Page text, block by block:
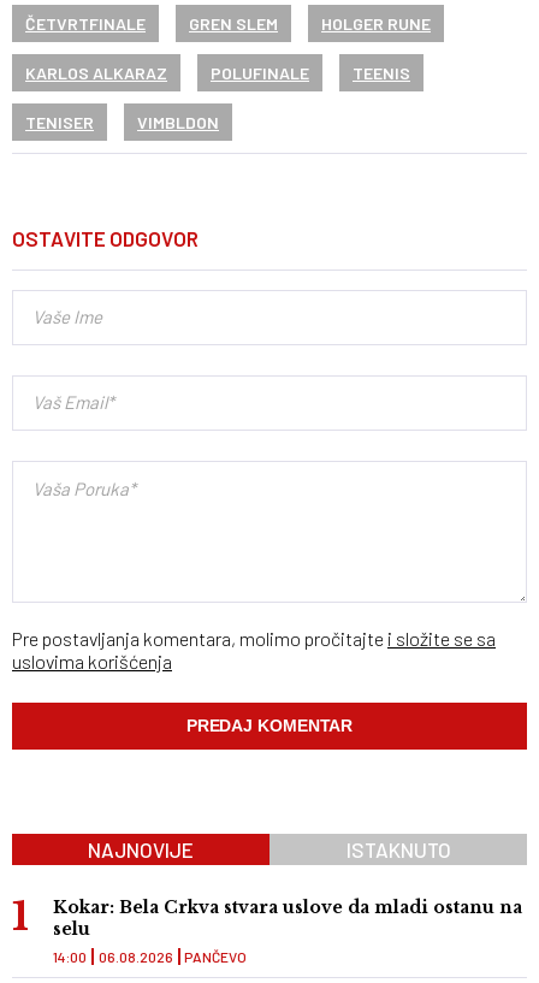
ČETVRTFINALE GREN SLEM HOLGER RUNE
KARLOS ALKARAZ POLUFINALE TEENIS
TENISER VIMBLDON
OSTAVITE ODGOVOR
Pre postavljanja komentara, molimo pročitajte i složite se sa
uslovima korišćenja
NAJNOVIJE ISTAKNUTO
Kokar: Bela Crkva stvara uslove da mladi ostanu na
selu
PANČEVO
14:00 06.08.2026